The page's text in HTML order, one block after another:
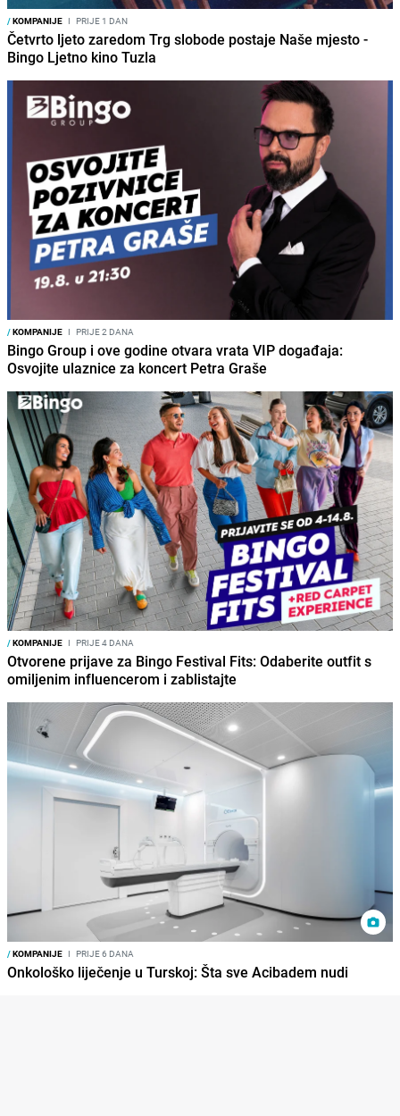
/KOMPANIJE I PRIJE 1 DAN
Četvrto ljeto zaredom Trg slobode postaje Naše mjesto -
Bingo Ljetno kino Tuzla
/KOMPANIJE I PRIJE 2 DANA
Bingo Group i ove godine otvara vrata VIP događaja:
Osvojite ulaznice za koncert Petra Graše
/KOMPANIJE I PRIJE 4 DANA
Otvorene prijave za Bingo Festival Fits: Odaberite outfit s
omiljenim influencerom i zablistajte
/KOMPANIJE I PRIJE 6 DANA
Onkološko liječenje u Turskoj: Šta sve Acibadem nudi